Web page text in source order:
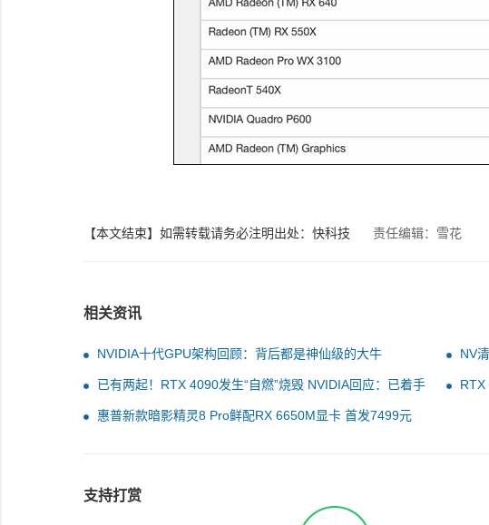
【本文结束】如需转载请务必注明出处：快科技 责任编辑：雪花
相关资讯
NVIDIA十代GPU架构回顾：背后都是神仙级的大牛 NV
已有两起！RTX 4090发生“自燃”烧毁 NVIDIA回应：已着手
调查
RTX
惠普新款暗影精灵8 Pro鲜配RX 6650M显卡 首发7499元
支持打赏